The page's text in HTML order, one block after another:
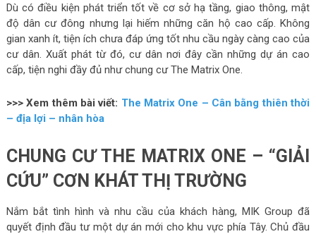
Dù có điều kiện phát triển tốt về cơ sở hạ tầng, giao thông, mật
độ dân cư đông nhưng lại hiếm những căn hộ cao cấp. Không
gian xanh ít, tiện ích chưa đáp ứng tốt nhu cầu ngày càng cao của
cư dân. Xuất phát từ đó, cư dân nơi đây cần những dự án cao
cấp, tiện nghi đầy đủ như chung cư The Matrix One.
>>> Xem thêm bài viết: The Matrix One – Cân bằng thiên thời
– địa lợi – nhân hòa
CHUNG CƯ THE MATRIX ONE – “GIẢI
CỨU” CƠN KHÁT THỊ TRƯỜNG
Nắm bắt tình hình và nhu cầu của khách hàng, MIK Group đã
quyết định đầu tư một dự án mới cho khu vực phía Tây. Chủ đầu